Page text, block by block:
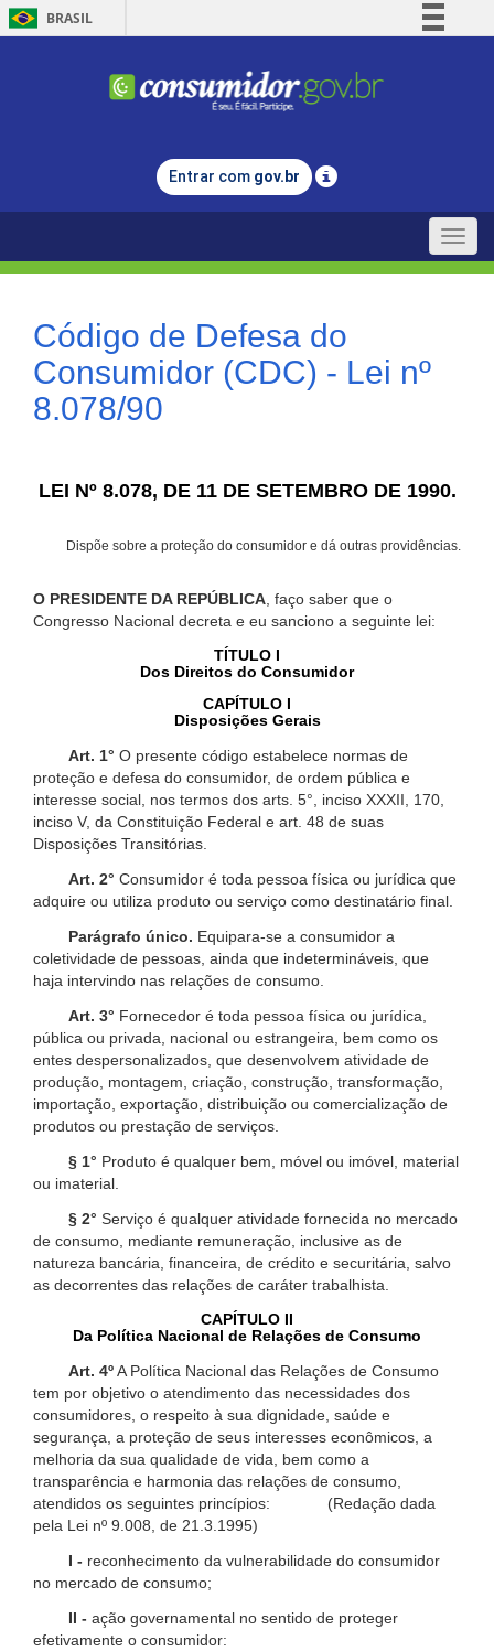
BRASIL
Comunica BR
Legislação
Entrar com gov.br
Toggle
Código de Defesa do
Consumidor (CDC) - Lei nº
8.078/90
LEI Nº 8.078, DE 11 DE SETEMBRO DE 1990.
Dispõe sobre a proteção do consumidor e dá outras providências.
O PRESIDENTE DA REPÚBLICA , faço saber que o
Congresso Nacional decreta e eu sanciono a seguinte lei:
TÍTULO I
Dos Direitos do Consumidor
CAPÍTULO I
Disposições Gerais
Art. 1° O presente código estabelece normas de
proteção e defesa do consumidor, de ordem pública e
interesse social, nos termos dos arts. 5°, inciso XXXII, 170,
inciso V, da Constituição Federal e art. 48 de suas
Disposições Transitórias.
Art. 2° Consumidor é toda pessoa física ou jurídica que
adquire ou utiliza produto ou serviço como destinatário final.
Parágrafo único. Equipara-se a consumidor a
coletividade de pessoas, ainda que indetermináveis, que
haja intervindo nas relações de consumo.
Art. 3° Fornecedor é toda pessoa física ou jurídica,
pública ou privada, nacional ou estrangeira, bem como os
entes despersonalizados, que desenvolvem atividade de
produção, montagem, criação, construção, transformação,
importação, exportação, distribuição ou comercialização de
produtos ou prestação de serviços.
§ 1° Produto é qualquer bem, móvel ou imóvel, material
ou imaterial.
§ 2° Serviço é qualquer atividade fornecida no mercado
de consumo, mediante remuneração, inclusive as de
natureza bancária, financeira, de crédito e securitária, salvo
as decorrentes das relações de caráter trabalhista.
CAPÍTULO II
Da Política Nacional de Relações de Consumo
Art. 4ºA Política Nacional das Relações de Consumo
tem por objetivo o atendimento das necessidades dos
consumidores, o respeito à sua dignidade, saúde e
segurança, a proteção de seus interesses econômicos, a
melhoria da sua qualidade de vida, bem como a
transparência e harmonia das relações de consumo,
atendidos os seguintes princípios: (Redação dada
pela Lei nº 9.008, de 21.3.1995)
I - reconhecimento da vulnerabilidade do consumidor
no mercado de consumo;
II - ação governamental no sentido de proteger
efetivamente o consumidor: